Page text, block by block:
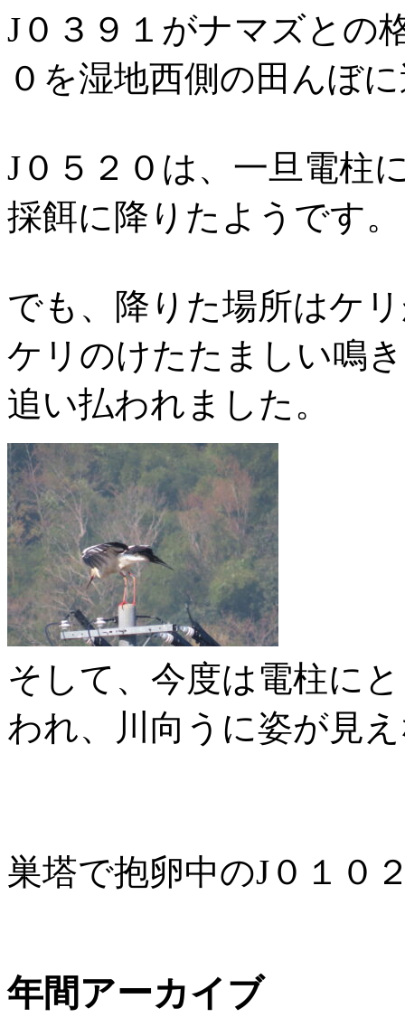
J０３９１がナマズとの
０を湿地西側の田んぼ
J０５２０は、一旦電柱
採餌に降りたようです。
でも、降りた場所はケ
ケリのけたたましい鳴
追い払われました。
そして、今度は電柱に
われ、川向うに姿が見
巣塔で抱卵中のJ０１０
年間アーカイブ